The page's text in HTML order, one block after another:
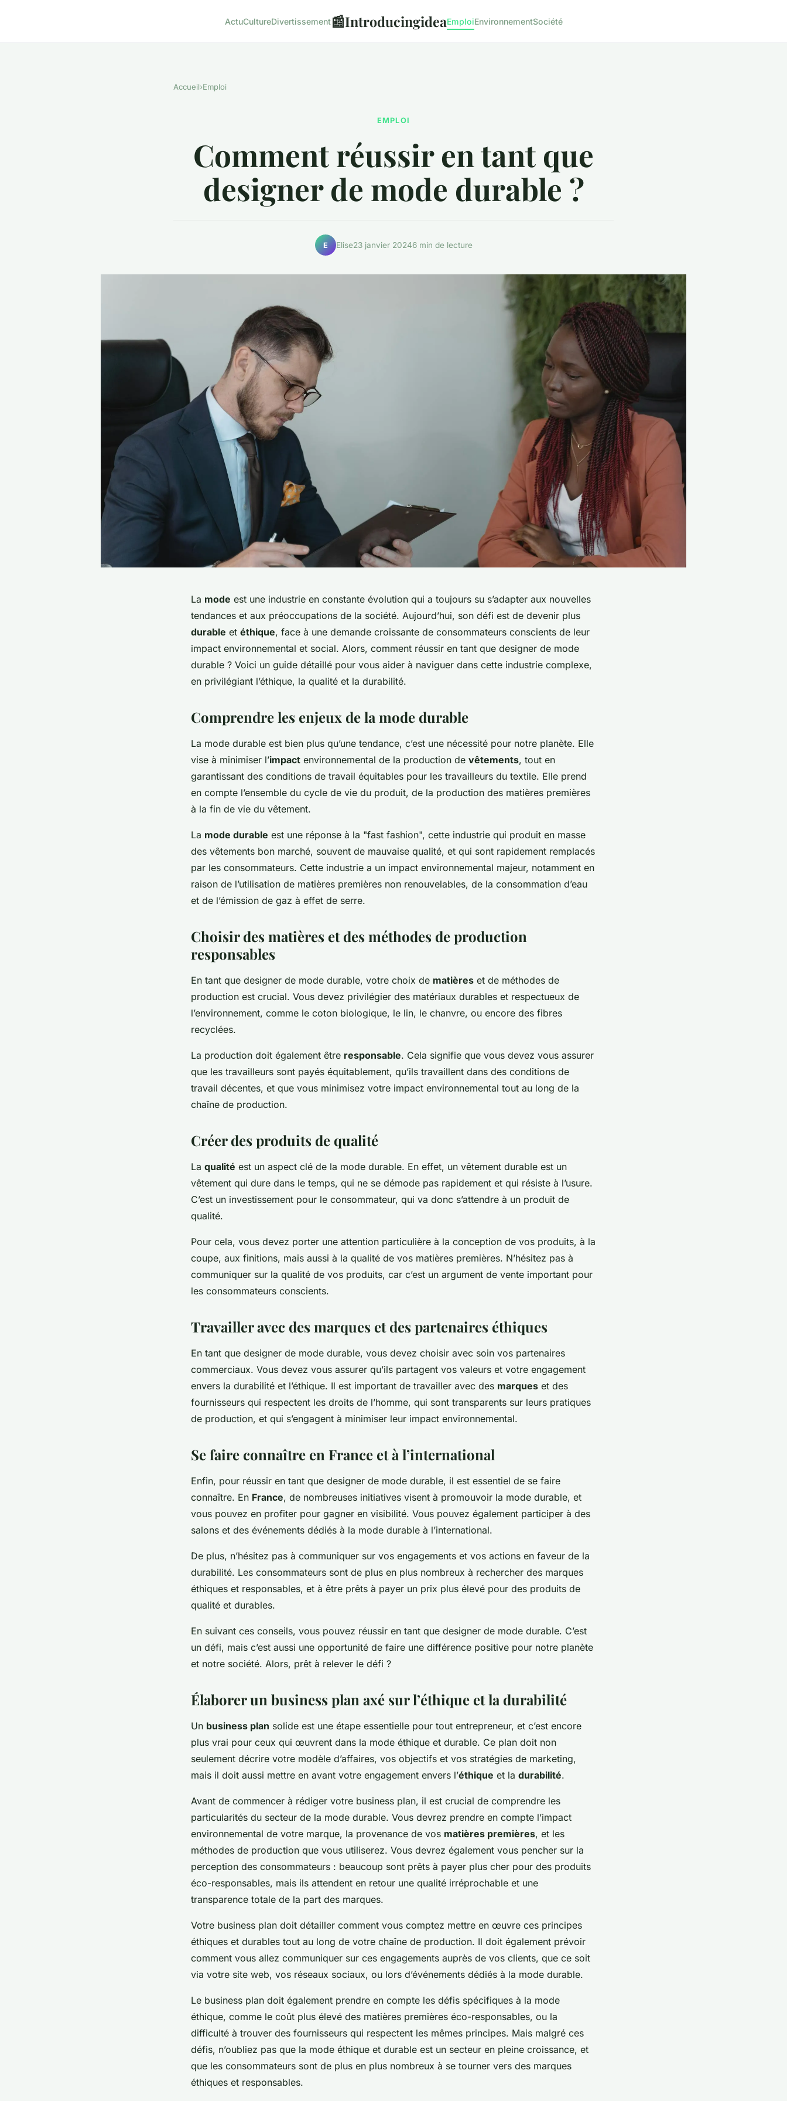
ActuCultureDivertissement📰IntroducingideaEmploiEnvironnementSociété
Accueil›Emploi
EMPLOI
Comment réussir en tant que
designer de mode durable ?
E Elise23 janvier 20246 min de lecture
La mode est une industrie en constante évolution qui a toujours su s’adapter aux nouvelles
tendances et aux préoccupations de la société. Aujourd’hui, son défi est de devenir plus
durable et éthique, face à une demande croissante de consommateurs conscients de leur
impact environnemental et social. Alors, comment réussir en tant que designer de mode
durable ? Voici un guide détaillé pour vous aider à naviguer dans cette industrie complexe,
en privilégiant l’éthique, la qualité et la durabilité.
Comprendre les enjeux de la mode durable
La mode durable est bien plus qu’une tendance, c’est une nécessité pour notre planète. Elle
vise à minimiser l’impact environnemental de la production de vêtements, tout en
garantissant des conditions de travail équitables pour les travailleurs du textile. Elle prend
en compte l’ensemble du cycle de vie du produit, de la production des matières premières
à la fin de vie du vêtement.
La mode durable est une réponse à la "fast fashion", cette industrie qui produit en masse
des vêtements bon marché, souvent de mauvaise qualité, et qui sont rapidement remplacés
par les consommateurs. Cette industrie a un impact environnemental majeur, notamment en
raison de l’utilisation de matières premières non renouvelables, de la consommation d’eau
et de l’émission de gaz à effet de serre.
Choisir des matières et des méthodes de production
responsables
En tant que designer de mode durable, votre choix de matières et de méthodes de
production est crucial. Vous devez privilégier des matériaux durables et respectueux de
l’environnement, comme le coton biologique, le lin, le chanvre, ou encore des fibres
recyclées.
La production doit également être responsable. Cela signifie que vous devez vous assurer
que les travailleurs sont payés équitablement, qu’ils travaillent dans des conditions de
travail décentes, et que vous minimisez votre impact environnemental tout au long de la
chaîne de production.
Créer des produits de qualité
La qualité est un aspect clé de la mode durable. En effet, un vêtement durable est un
vêtement qui dure dans le temps, qui ne se démode pas rapidement et qui résiste à l’usure.
C’est un investissement pour le consommateur, qui va donc s’attendre à un produit de
qualité.
Pour cela, vous devez porter une attention particulière à la conception de vos produits, à la
coupe, aux finitions, mais aussi à la qualité de vos matières premières. N’hésitez pas à
communiquer sur la qualité de vos produits, car c’est un argument de vente important pour
les consommateurs conscients.
Travailler avec des marques et des partenaires éthiques
En tant que designer de mode durable, vous devez choisir avec soin vos partenaires
commerciaux. Vous devez vous assurer qu’ils partagent vos valeurs et votre engagement
envers la durabilité et l’éthique. Il est important de travailler avec des marques et des
fournisseurs qui respectent les droits de l’homme, qui sont transparents sur leurs pratiques
de production, et qui s’engagent à minimiser leur impact environnemental.
Se faire connaître en France et à l’international
Enfin, pour réussir en tant que designer de mode durable, il est essentiel de se faire
connaître. En France, de nombreuses initiatives visent à promouvoir la mode durable, et
vous pouvez en profiter pour gagner en visibilité. Vous pouvez également participer à des
salons et des événements dédiés à la mode durable à l’international.
De plus, n’hésitez pas à communiquer sur vos engagements et vos actions en faveur de la
durabilité. Les consommateurs sont de plus en plus nombreux à rechercher des marques
éthiques et responsables, et à être prêts à payer un prix plus élevé pour des produits de
qualité et durables.
En suivant ces conseils, vous pouvez réussir en tant que designer de mode durable. C’est
un défi, mais c’est aussi une opportunité de faire une différence positive pour notre planète
et notre société. Alors, prêt à relever le défi ?
Élaborer un business plan axé sur l’éthique et la durabilité
Un business plan solide est une étape essentielle pour tout entrepreneur, et c’est encore
plus vrai pour ceux qui œuvrent dans la mode éthique et durable. Ce plan doit non
seulement décrire votre modèle d’affaires, vos objectifs et vos stratégies de marketing,
mais il doit aussi mettre en avant votre engagement envers l’éthique et la durabilité.
Avant de commencer à rédiger votre business plan, il est crucial de comprendre les
particularités du secteur de la mode durable. Vous devrez prendre en compte l’impact
environnemental de votre marque, la provenance de vos matières premières, et les
méthodes de production que vous utiliserez. Vous devrez également vous pencher sur la
perception des consommateurs : beaucoup sont prêts à payer plus cher pour des produits
éco-responsables, mais ils attendent en retour une qualité irréprochable et une
transparence totale de la part des marques.
Votre business plan doit détailler comment vous comptez mettre en œuvre ces principes
éthiques et durables tout au long de votre chaîne de production. Il doit également prévoir
comment vous allez communiquer sur ces engagements auprès de vos clients, que ce soit
via votre site web, vos réseaux sociaux, ou lors d’événements dédiés à la mode durable.
Le business plan doit également prendre en compte les défis spécifiques à la mode
éthique, comme le coût plus élevé des matières premières éco-responsables, ou la
difficulté à trouver des fournisseurs qui respectent les mêmes principes. Mais malgré ces
défis, n’oubliez pas que la mode éthique et durable est un secteur en pleine croissance, et
que les consommateurs sont de plus en plus nombreux à se tourner vers des marques
éthiques et responsables.